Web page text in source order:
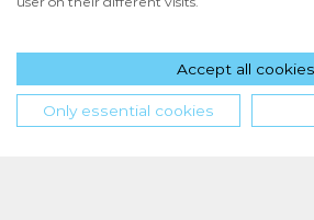
Enviar
Hola! ¿en qué podemos
Accept all cookies
Only essential cookies